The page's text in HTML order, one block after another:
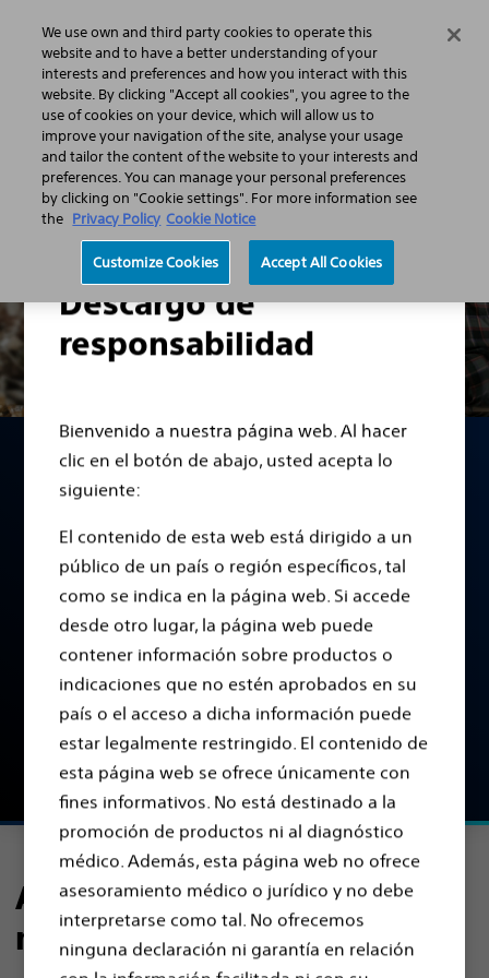
Descargo de
responsabilidad
Bienvenido a nuestra página web. Al hacer
clic en el botón de abajo, usted acepta lo
siguiente:
El contenido de esta web está dirigido a un
público de un país o región específicos, tal
como se indica en la página web. Si accede
desde otro lugar, la página web puede
contener información sobre productos o
indicaciones que no estén aprobados en su
país o el acceso a dicha información puede
estar legalmente restringido. El contenido de
esta página web se ofrece únicamente con
fines informativos. No está destinado a la
promoción de productos ni al diagnóstico
médico. Además, esta página web no ofrece
asesoramiento médico o jurídico y no debe
interpretarse como tal. No ofrecemos
ninguna declaración ni garantía en relación
Inicio
Estimulación Cerebral
Profunda
Una intervención segura y probada para el
tratamiento de los trastornos del movimiento, y
una esperanza para que las personas afectadas
tengan una vida mejor y con menos síntomas.
Encontrar un médico
Acerca de los trastornos del
movimiento
We use own and third party cookies to operate this
website and to have a better understanding of your
interests and preferences and how you interact with this
website. By clicking "Accept all cookies", you agree to the
use of cookies on your device, which will allow us to
improve your navigation of the site, analyse your usage
and tailor the content of the website to your interests and
preferences. You can manage your personal preferences
by clicking on "Cookie settings". For more information see
the Privacy Policy Cookie Notice
Customize Cookies Accept All Cookies